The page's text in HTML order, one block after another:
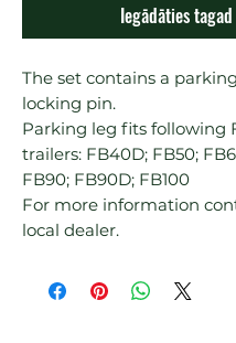
Iegādāties tagad
The set contains a
locking pin.
Parking leg fits following
trailers: FB40D; FB50;
FB90; FB90D; FB100
For more information
local dealer.